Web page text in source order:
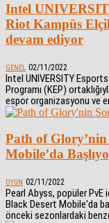
Intel
Riot Kampüs
devam ediyor
GENEL 02/11/2022
Intel UNIVERSITY
Programı (KEP)
espor organizasyonu ve
Path of Glory’nin
Mobile’da
OYUN 02/11/2022
Pearl Abyss, popüler
Black Desert Mobile'da
önceki sezonlardaki